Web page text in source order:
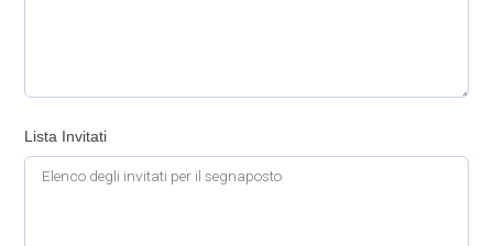
Lista Invitati